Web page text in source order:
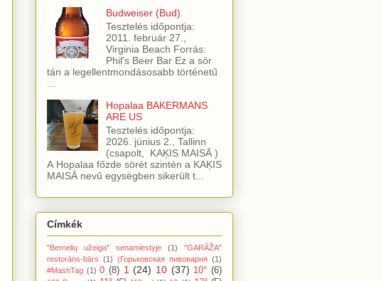
Budweiser (Bud)
Tesztelés időpontja:
2011. február 27.,
Virginia Beach Forrás:
Phil's Beer Bar Ez a sör
tán a legellentmondásosabb történetű
Hopalaa BAKERMANS
ARE US
Tesztelés időpontja:
2026. június 2., Tallinn
(csapolt, KAĶIS MAISĀ )
A Hopalaa főzde sörét szintén a KAĶIS
MAISĀ nevű egységben sikerült t...
Címkék
"Bernelių užeiga" senamiestyje (1)
"GARĀŽA"
restorāns-bārs (1) (Горьковская пивоварня (1)
#MashTag (1) 0 (8) 1 (24) 10 (37) 10° (6)